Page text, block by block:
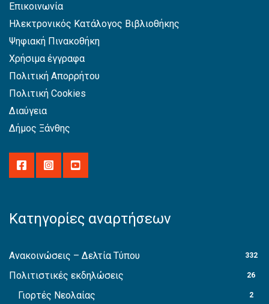
Επικοινωνία
Ηλεκτρονικός Κατάλογος Βιβλιοθήκης
Ψηφιακή Πινακοθήκη
Χρήσιμα έγγραφα
Πολιτική Απορρήτου
Πολιτική Cookies
Διαύγεια
Δήμος Ξάνθης
Κατηγορίες αναρτήσεων
Ανακοινώσεις – Δελτία Τύπου 332
Πολιτιστικές εκδηλώσεις 26
Γιορτές Νεολαίας 2